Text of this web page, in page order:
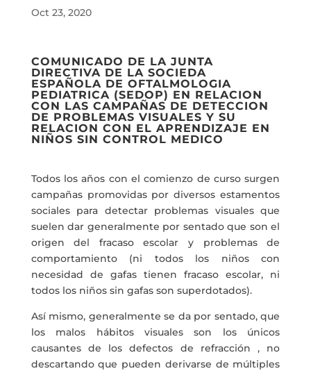
Oct 23, 2020
COMUNICADO DE LA JUNTA
DIRECTIVA DE LA SOCIEDA
ESPAÑOLA DE OFTALMOLOGIA
PEDIATRICA (SEDOP) EN RELACION
CON LAS CAMPAÑAS DE DETECCION
DE PROBLEMAS VISUALES Y SU
RELACION CON EL APRENDIZAJE EN
NIÑOS SIN CONTROL MEDICO
Todos los años con el comienzo de curso surgen
campañas promovidas por diversos estamentos
sociales para detectar problemas visuales que
suelen dar generalmente por sentado que son el
origen del fracaso escolar y problemas de
comportamiento (ni todos los niños con
necesidad de gafas tienen fracaso escolar, ni
todos los niños sin gafas son superdotados).
Así mismo, generalmente se da por sentado, que
los malos hábitos visuales son los únicos
causantes de los defectos de refracción , no
descartando que pueden derivarse de múltiples